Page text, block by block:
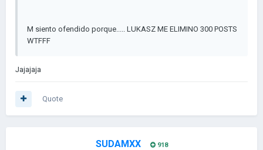
M siento ofendido porque..... LUKASZ ME ELIMINO 300 POSTS
WTFFF
Jajajaja
Quote
SUDAMXX 918